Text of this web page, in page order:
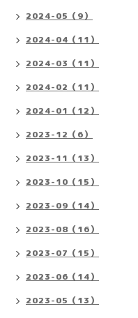
2024-05（9）
2024-04（11）
2024-03（11）
2024-02（11）
2024-01（12）
2023-12（6）
2023-11（13）
2023-10（15）
2023-09（14）
2023-08（16）
2023-07（15）
2023-06（14）
2023-05（13）